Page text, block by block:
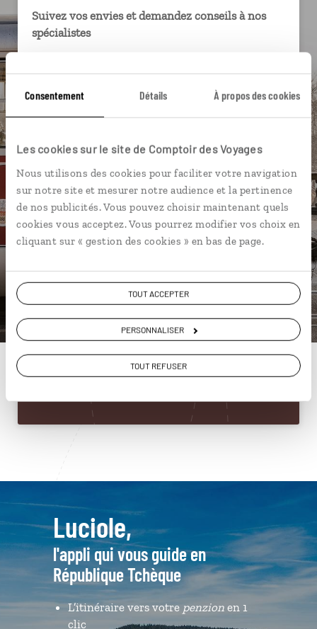
Consentement Détails À propos des cookies
Les cookies sur le site de Comptoir des Voyages
Nous utilisons des cookies pour faciliter votre navigation
sur notre site et mesurer notre audience et la pertinence
de nos publicités. Vous pouvez choisir maintenant quels
cookies vous acceptez. Vous pourrez modifier vos choix en
cliquant sur « gestion des cookies » en bas de page.
TOUT ACCEPTER
PERSONNALISER
TOUT REFUSER
Suivez vos envies et demandez conseils à nos
spécialistes
Échangez en face à face ou depuis nos studios
connectés en agence, mais aussi par email ou
pendant et après votre voyage.
ou
Construisez votre voyage avec un spécialiste
République Tchèque
01 86 95 65 13
Luciole,
l'appli qui vous guide en
République Tchèque
L’itinéraire vers votre penzion en 1
clic